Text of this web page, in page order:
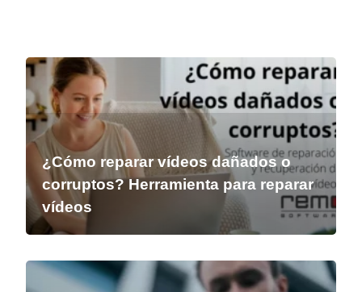
¿Cómo reparar vídeos dañados o
corruptos? Herramienta para reparar
vídeos